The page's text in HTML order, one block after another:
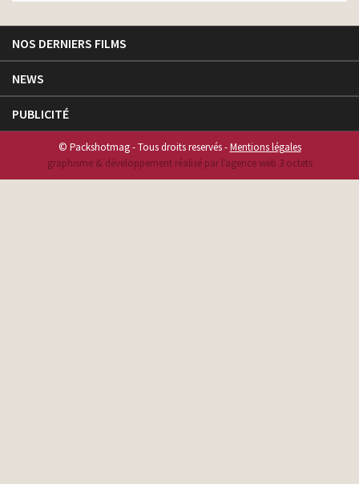
NOS DERNIERS FILMS
NEWS
PUBLICITÉ
© Packshotmag - Tous droits reservés -Mentions légales
graphisme & développement réalisé par l‘agence web 3 octets